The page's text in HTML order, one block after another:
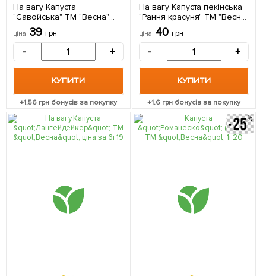
На вагу Капуста
"Савойська" ТМ "Весна"
ціна за 2г
ціна 39 грн
- +
КУПИТИ
+1.56 грн бонусів за покупку
На вагу Капуста пекінська
"Рання красуня" ТМ "Весна"
ціна за 2г
ціна 40 грн
- +
КУПИТИ
+1.6 грн бонусів за покупку